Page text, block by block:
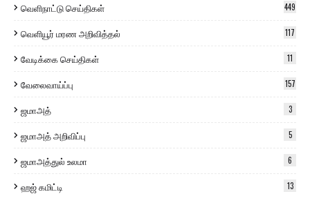
வெளிநாட்டு செய்திகள் 449
வெளியூர் மரண அறிவித்தல் 117
வேடிக்கை செய்திகள் 11
வேலைவாய்ப்பு 157
ஜமாஅத் 3
ஜமாஅத் அறிவிப்பு 5
ஜமாஅத்துல் உலமா 6
ஹஜ் கமிட்டி 13